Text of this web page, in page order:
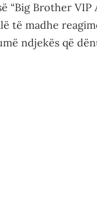
“Big Brother VIP
të madhe
ndjekës që